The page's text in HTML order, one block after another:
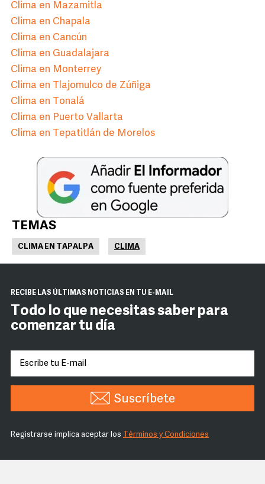
Clima en Mazamitla
Clima en Chapala
Clima en Cancún
Clima en Guadalajara
Clima en Monterrey
Clima en Tlajomulco de Zúñiga
Clima en Tonalá
Clima en Puerto Vallarta
Clima en Tepatitlán de Morelos
TEMAS
CLIMA EN TAPALPA CLIMA
RECIBE LAS ÚLTIMAS NOTICIAS EN TU E-MAIL
Todo lo que necesitas saber para
comenzar tu día
Suscríbete
Registrarse implica aceptar los Términos y Condiciones